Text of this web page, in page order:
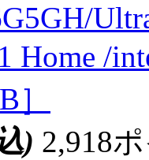
Home /
］
) 2,918